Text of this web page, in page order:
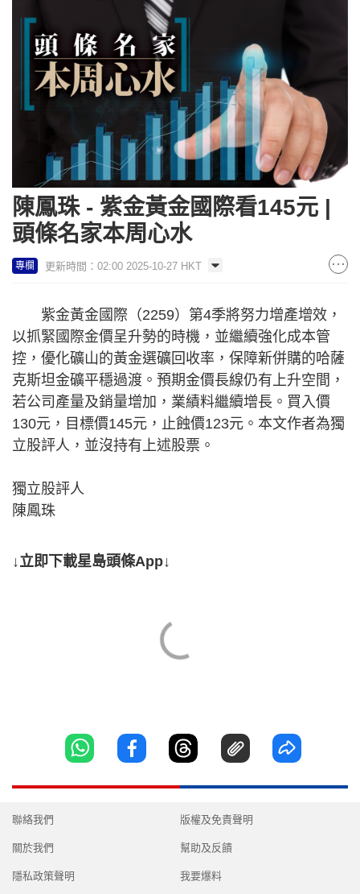
陳鳳珠 - 紫金黃金國際看145元 |
頭條名家本周心水
專欄 更新時間：02:00 2025-10-27 HKT
紫金黃金國際（2259）第4季將努力增產增效，
以抓緊國際金價呈升勢的時機，並繼續強化成本管
控，優化礦山的黃金選礦回收率，保障新併購的哈薩
克斯坦金礦平穩過渡。預期金價長線仍有上升空間，
若公司產量及銷量增加，業績料繼續增長。買入價
130元，目標價145元，止蝕價123元。本文作者為獨
立股評人，並沒持有上述股票。
獨立股評人
陳鳳珠
↓立即下載星島頭條App↓
聯絡我們
關於我們
隱私政策聲明
版權及免責聲明
幫助及反饋
我要爆料